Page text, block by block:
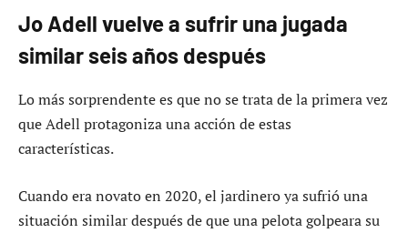
Jo Adell vuelve a sufrir una jugada
similar seis años después
Lo más sorprendente es que no se trata de la primera vez
que Adell protagoniza una acción de estas
características.
Cuando era novato en 2020, el jardinero ya sufrió una
situación similar después de que una pelota golpeara su